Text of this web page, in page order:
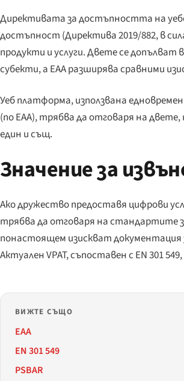
Директивата за достъпността на
достъпност (Директива 2019/882, в
продукти и услуги. Двете се
субекти, а EAA разширява сравними
Уеб платформа, използвана
(по EAA), трябва да отговаря на
един и същ.
Значение за
Ако дружество предоставя цифрови
трябва да отговаря на стандартите
понастоящем изискват
Актуален VPAT, съпоставен с EN 301
ВИЖТЕ СЪЩО
EAA
EN 301 549
PSBAR